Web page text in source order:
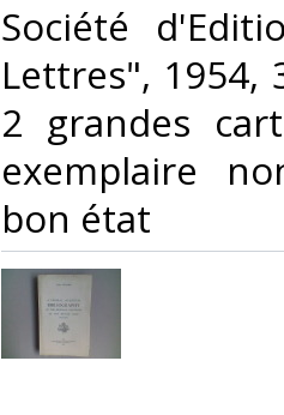
‎Société
Lettres", 1954,
2 grandes
exemplaire
bon état ‎